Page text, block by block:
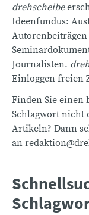
drehscheibe
Ideenfundus:
Journalisten.
Einloggen freien
Finden Sie
Schlagwort nicht
Artikeln? Dann
an